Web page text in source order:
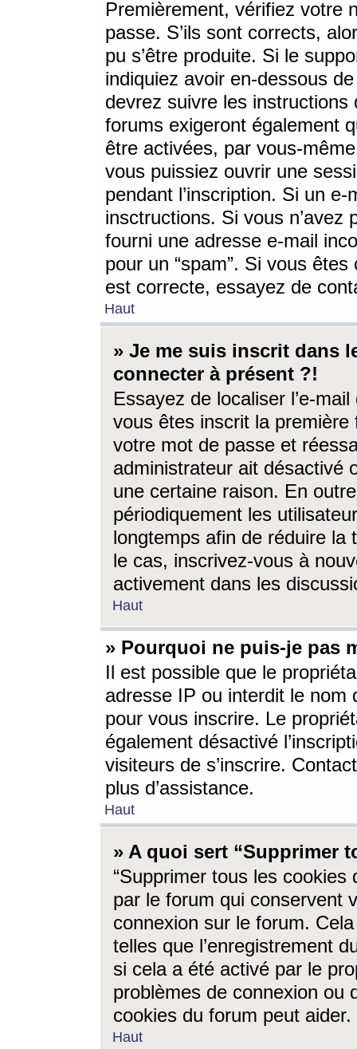
Premièrement, vérifiez votre
passe. S’ils sont corrects,
pu s’être produite. Si le
indiquiez avoir en-dessous
devrez suivre les
forums exigeront également
être activées, par vous-
vous puissiez ouvrir une
pendant l’inscription. Si un
insctructions. Si vous n’avez
fourni une adresse e-mail
pour un “spam”. Si vous
est correcte, essayez de
Haut
» Je me suis inscrit dans
connecter à présent ?!
Essayez de localiser l’e-
vous êtes inscrit la première
votre mot de passe et
administrateur ait désactivé
une certaine raison. En
périodiquement les
longtemps afin de réduire la
le cas, inscrivez-vous à
activement dans les
Haut
» Pourquoi ne puis-je pas
Il est possible que le
adresse IP ou interdit le nom
pour vous inscrire. Le
également désactivé
visiteurs de s’inscrire.
plus d’assistance.
Haut
» A quoi sert “Supprimer
“Supprimer tous les cookies
par le forum qui conservent
connexion sur le forum.
telles que l’enregistrement
si cela a été activé par le
problèmes de connexion ou
cookies du forum peut aider.
Haut